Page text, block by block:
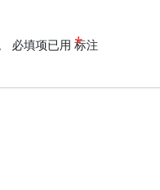
必填项已用 *
标注